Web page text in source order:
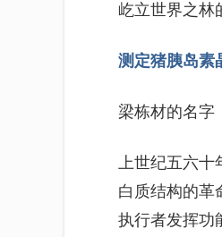
屹立世界之林
测定猪胰岛素
梁栋材的名字
上世纪五六十
白质结构的革
执行者发挥功